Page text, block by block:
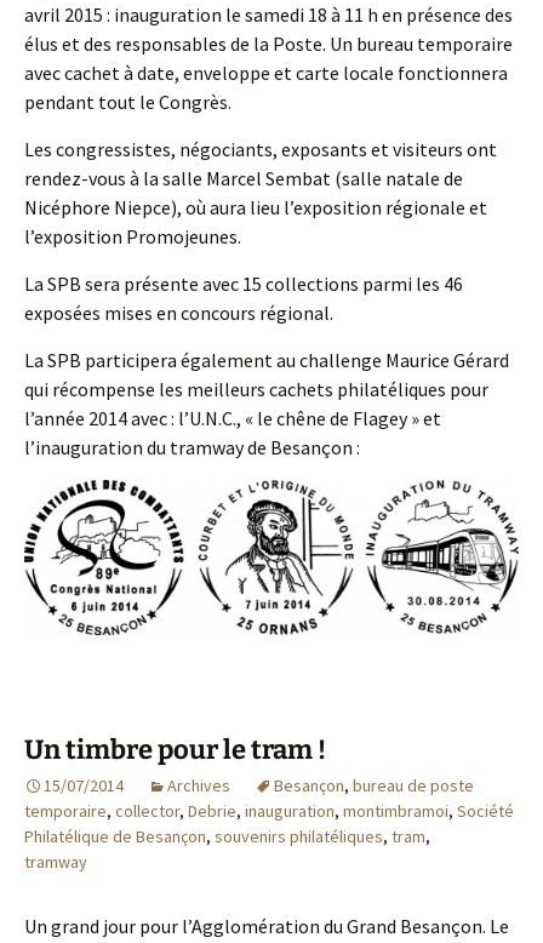
avril 2015 : inauguration le samedi 18 à 11 h en présence des
élus et des responsables de la Poste. Un bureau temporaire
avec cachet à date, enveloppe et carte locale fonctionnera
pendant tout le Congrès.
Les congressistes, négociants, exposants et visiteurs ont
rendez-vous à la salle Marcel Sembat (salle natale de
Nicéphore Niepce), où aura lieu l’exposition régionale et
l’exposition Promojeunes.
La SPB sera présente avec 15 collections parmi les 46
exposées mises en concours régional.
La SPB participera également au challenge Maurice Gérard
qui récompense les meilleurs cachets philatéliques pour
l’année 2014 avec : l’U.N.C., « le chêne de Flagey » et
l’inauguration du tramway de Besançon :
Un timbre pour le tram !
15/07/2014 Archives Besançon, bureau de poste
temporaire, collector, Debrie, inauguration, montimbramoi, Société
Philatélique de Besançon, souvenirs philatéliques, tram,
tramway
Un grand jour pour l’Agglomération du Grand Besançon. Le